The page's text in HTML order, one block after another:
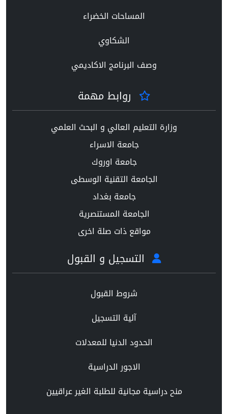
المساحات الخضراء
الشكاوي
وصف البرنامج الاكاديمي
روابط مهمة
وزارة التعليم العالي و البحث العلمي
جامعة الاسراء
جامعة اوروك
الجامعة التقنية الوسطى
جامعة بغداد
الجامعة المستنصرية
مواقع ذات صلة اخرى
التسجيل و القبول
شروط القبول
آلية التسجيل
الحدود الدنيا للمعدلات
الاجور الدراسية
منح دراسية مجانية للطلبة الغير عراقيين